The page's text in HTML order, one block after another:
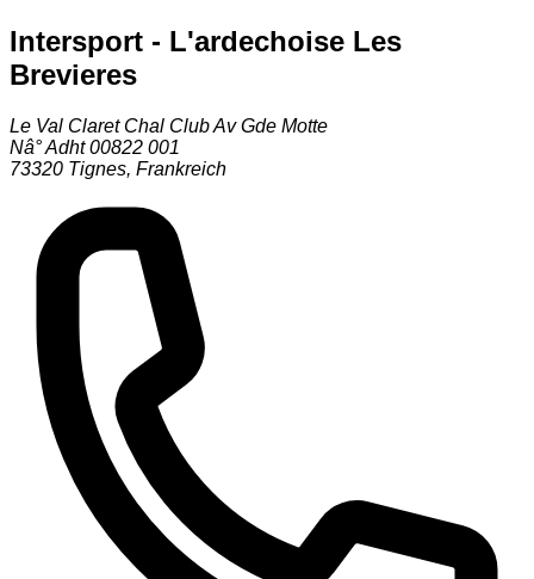
Intersport - L'ardechoise Les
Brevieres
Le Val Claret Chal Club Av Gde Motte
Nâ° Adht 00822 001
73320 Tignes, Frankreich